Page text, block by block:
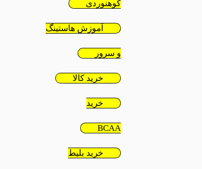
کوهنوردی
آموزش هاستینگ
و سرور
خرید کالا
خرید
BCAA
خرید بلیط